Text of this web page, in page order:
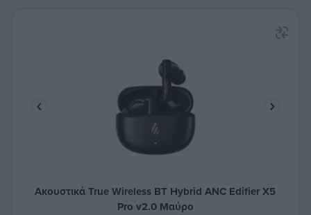
Ακουστικά True Wireless BT Hybrid ANC Edifier X5
Pro v2.0 Μαύρο